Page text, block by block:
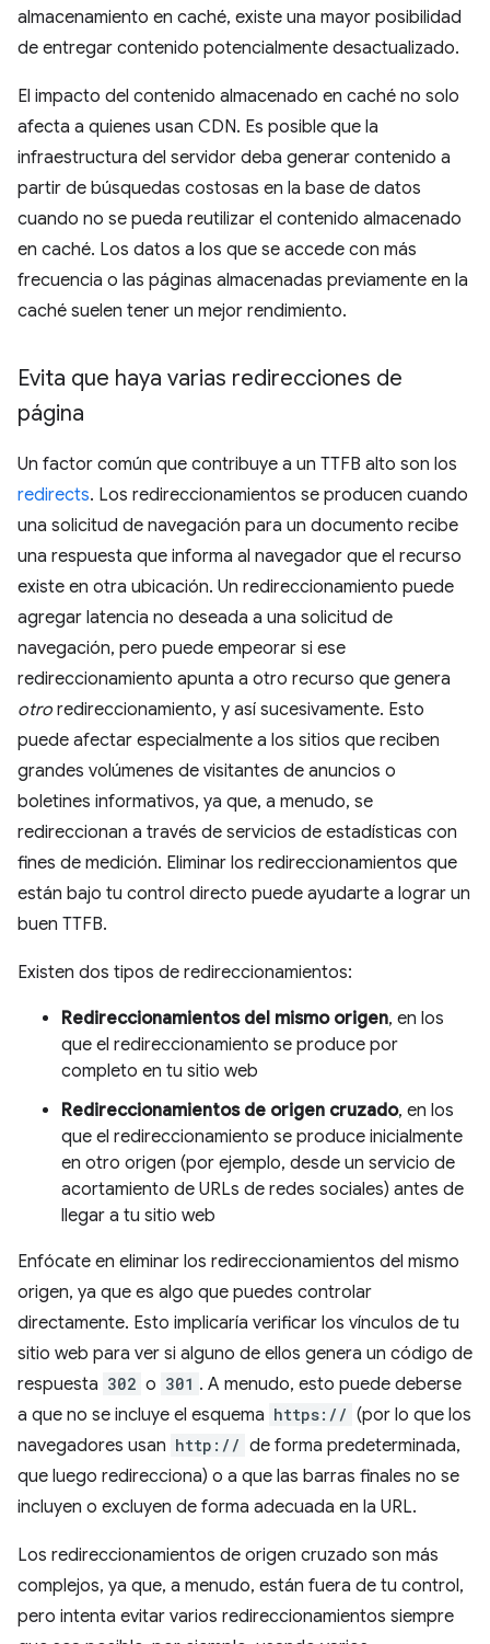
almacenamiento en caché, existe una mayor posibilidad
de entregar contenido potencialmente desactualizado.
El impacto del contenido almacenado en caché no solo
afecta a quienes usan CDN. Es posible que la
infraestructura del servidor deba generar contenido a
partir de búsquedas costosas en la base de datos
cuando no se pueda reutilizar el contenido almacenado
en caché. Los datos a los que se accede con más
frecuencia o las páginas almacenadas previamente en la
caché suelen tener un mejor rendimiento.
Evita que haya varias redirecciones de
página
Un factor común que contribuye a un TTFB alto son los
redirects. Los redireccionamientos se producen cuando
una solicitud de navegación para un documento recibe
una respuesta que informa al navegador que el recurso
existe en otra ubicación. Un redireccionamiento puede
agregar latencia no deseada a una solicitud de
navegación, pero puede empeorar si ese
redireccionamiento apunta a otro recurso que genera
otro redireccionamiento, y así sucesivamente. Esto
puede afectar especialmente a los sitios que reciben
grandes volúmenes de visitantes de anuncios o
boletines informativos, ya que, a menudo, se
redireccionan a través de servicios de estadísticas con
fines de medición. Eliminar los redireccionamientos que
están bajo tu control directo puede ayudarte a lograr un
buen TTFB.
Existen dos tipos de redireccionamientos:
Redireccionamientos del mismo origen, en los
que el redireccionamiento se produce por
completo en tu sitio web
Redireccionamientos de origen cruzado, en los
que el redireccionamiento se produce inicialmente
en otro origen (por ejemplo, desde un servicio de
acortamiento de URLs de redes sociales) antes de
llegar a tu sitio web
Enfócate en eliminar los redireccionamientos del mismo
origen, ya que es algo que puedes controlar
directamente. Esto implicaría verificar los vínculos de tu
sitio web para ver si alguno de ellos genera un código de
respuesta 302 o 301 . A menudo, esto puede deberse
a que no se incluye el esquema https:// (por lo que los
navegadores usan http:// de forma predeterminada,
que luego redirecciona) o a que las barras finales no se
incluyen o excluyen de forma adecuada en la URL.
Los redireccionamientos de origen cruzado son más
complejos, ya que, a menudo, están fuera de tu control,
pero intenta evitar varios redireccionamientos siempre